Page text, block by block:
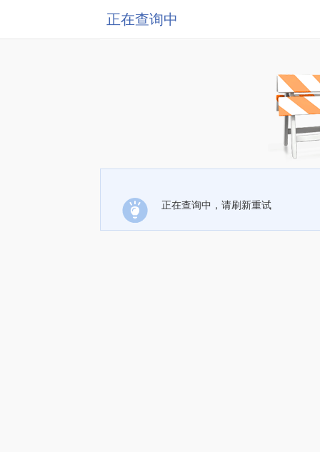
正在查询中
正在查询中，请刷新重试